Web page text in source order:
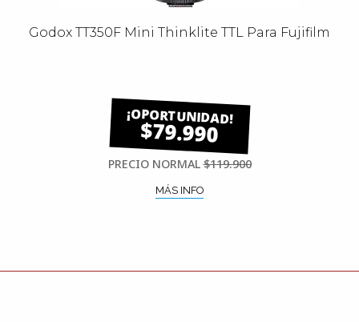
Godox TT350F Mini Thinklite TTL Para Fujifilm
$79.990
PRECIO NORMAL$119.900
MÁS INFO